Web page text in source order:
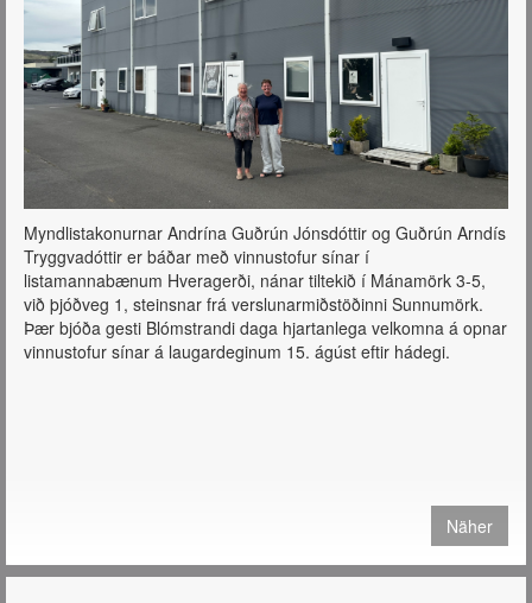
Myndlistakonurnar Andrína Guðrún Jónsdóttir og Guðrún Arndís
Tryggvadóttir er báðar með vinnustofur sínar í
listamannabænum Hveragerði, nánar tiltekið í Mánamörk 3-5,
við þjóðveg 1, steinsnar frá verslunarmiðstöðinni Sunnumörk.
Þær bjóða gesti Blómstrandi daga hjartanlega velkomna á opnar
vinnustofur sínar á laugardeginum 15. ágúst eftir hádegi.
Näher